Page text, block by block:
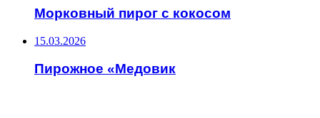
Морковный пирог с кокосом
15.03.2026
Пирожное «Медовик